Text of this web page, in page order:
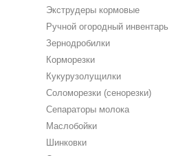
Экструдеры кормовые
Ручной огородный инвентарь
Зернодробилки
Корморезки
Кукурузолущилки
Соломорезки (сенорезки)
Сепараторы молока
Маслобойки
Шинковки